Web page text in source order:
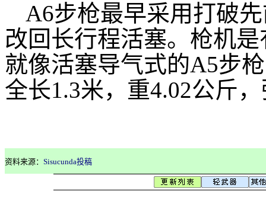
A6步枪最早采用打破
改回长行程活塞。枪机
就像活塞导气式的A5步
全长1.3米，重4.02公斤
资料来源： Sisucunda投稿